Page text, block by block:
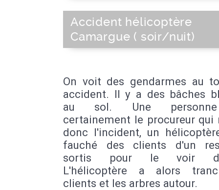
Accident hélicoptère
Camargue ( soir/nuit)
On voit des gendarmes au
accident. Il y a des bâches
au sol. Une
certainement le procureur qui
donc l'incident, un
fauché des clients d'un
sortis pour le voir
L'hélicoptère a alors
clients et les arbres autour.